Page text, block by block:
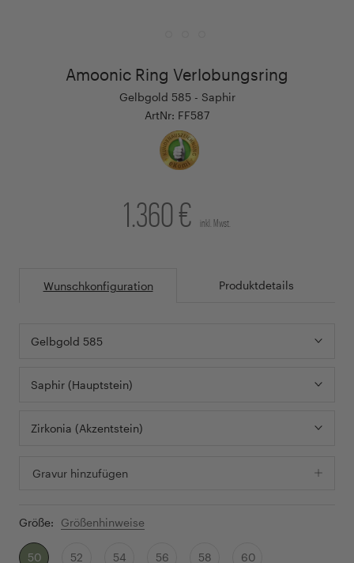
Amoonic Ring Verlobungsring
Gelbgold 585 - Saphir
ArtNr: FF587
1.360 € inkl. Mwst.
Wunschkonfiguration Produktdetails
Gelbgold 585
Saphir (Hauptstein)
Zirkonia (Akzentstein)
Gravur hinzufügen
Größe: Größenhinweise
50 52 54 56 58 60